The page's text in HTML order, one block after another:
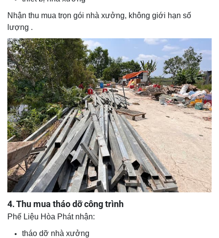
Nhận thu mua trọn gói nhà xưởng, không giới hạn số
lượng .
4. Thu mua tháo dỡ công trình
Phế Liệu Hòa Phát nhận:
tháo dỡ nhà xưởng